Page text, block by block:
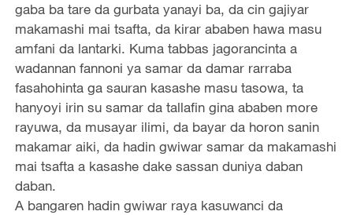
gaba ba tare da gurbata yanayi ba, da cin gajiyar
makamashi mai tsafta, da kirar ababen hawa masu
amfani da lantarki. Kuma tabbas jagorancinta a
wadannan fannoni ya samar da damar rarraba
fasahohinta ga sauran kasashe masu tasowa, ta
hanyoyi irin su samar da tallafin gina ababen more
rayuwa, da musayar ilimi, da bayar da horon sanin
makamar aiki, da hadin gwiwar samar da makamashi
mai tsafta a kasashe dake sassan duniya daban
daban.
A bangaren hadin gwiwar raya kasuwanci da